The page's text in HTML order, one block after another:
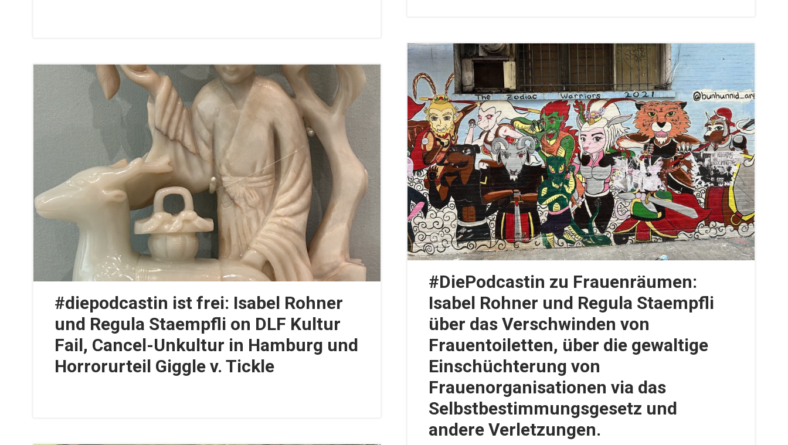
#DiePodcastin zu Frauenräumen:
Isabel Rohner und Regula Staempfli
über das Verschwinden von
Frauentoiletten, über die gewaltige
Einschüchterung von
Frauenorganisationen via das
Selbstbestimmungsgesetz und
andere Verletzungen.
#diepodcastin ist frei: Isabel Rohner
und Regula Staempfli on DLF Kultur
Fail, Cancel-Unkultur in Hamburg und
Horrorurteil Giggle v. Tickle